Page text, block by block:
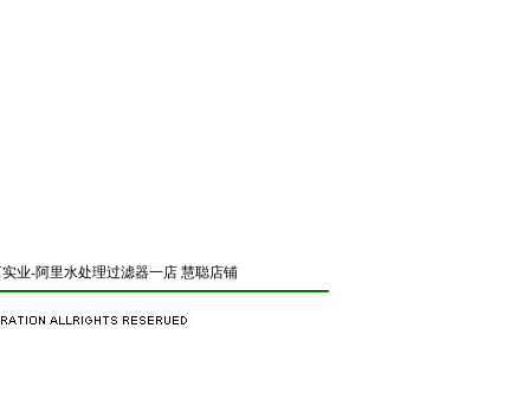
业-阿里水处理过滤器一店 慧聪店铺